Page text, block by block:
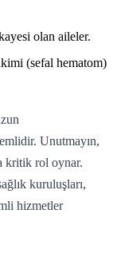
olan aileler.
(sefal hematom)
Unutmayın,
kritik rol oynar.
kuruluşları,
hizmetler